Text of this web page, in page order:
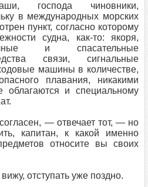
господа чиновники,
в международных морских
пункт, согласно которому
судна, как-то: якоря,
и спасательные
связи, сигнальные
машины в количестве,
плавания, никакими
и специальному
— отвечает тот, — но
капитан, к какой именно
относите вы своих
отступать уже поздно.